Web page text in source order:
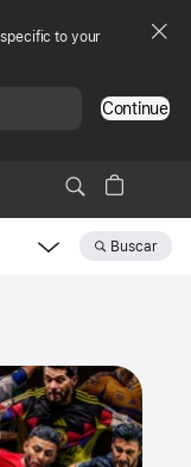
to your
Continue
Buscar